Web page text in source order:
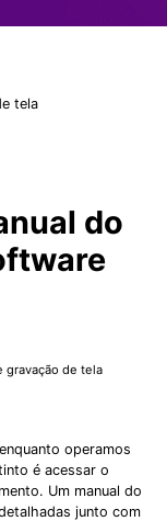
tela
do
gravação de tela
operamos
é acessar o
Um manual do
junto com